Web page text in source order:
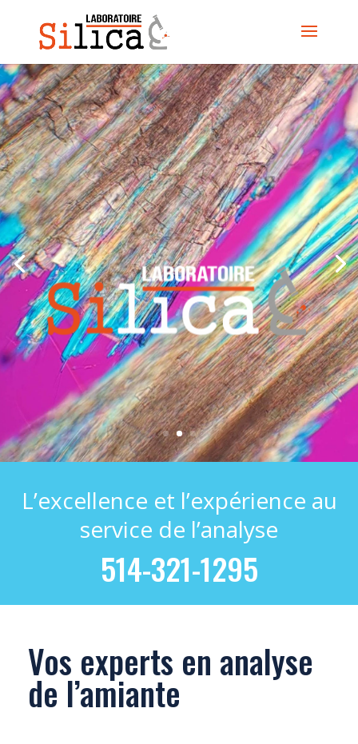
L’excellence et l’expérience au
service de l’analyse
514-321-1295
Vos experts en analyse
de l’amiante